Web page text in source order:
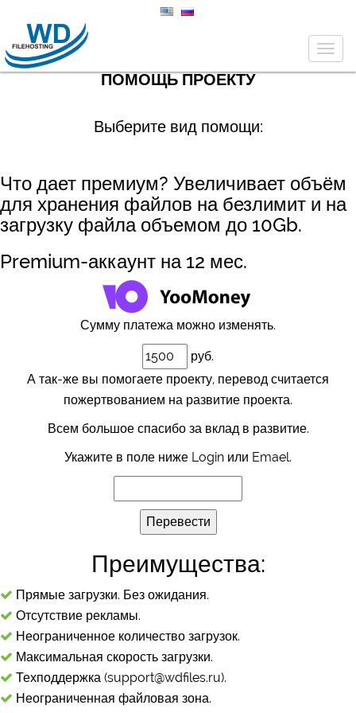
ПОМОЩЬ ПРОЕКТУ
Выберите вид помощи:
Что дает премиум? Увеличивает объём
для хранения файлов на безлимит и на
загрузку файла объемом до 10Gb.
Premium-аккаунт на 12 мес.
Сумму платежа можно изменять.
руб.
А так-же вы помогаете проекту, перевод считается
пожертвованием на развитие проекта.
Всем большое спасибо за вклад в развитие.
Укажите в поле ниже Login или Emael.
Преимущества:
Прямые загрузки. Без ожидания.
Отсутствие рекламы.
Неограниченное количество загрузок.
Максимальная скорость загрузки.
Техподдержка (support@wdfiles.ru).
Неограниченная файловая зона.